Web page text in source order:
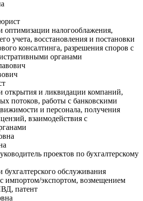
оптимизации налогооблажения,
учета, восстановления и постановки
консалтинга, разрешения споров с
органами
открытия и ликвидации компаний,
потоков, работы с банковскими
и персонала, получения
взаимодействия с
проектов по бухгалтерскому
бухгалтерского обслуживания
импортом/экспортом, возмещением
патент